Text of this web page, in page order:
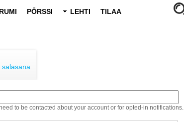
PÖRSSI LEHTI TILAA
salasana
to be contacted about your account or for opted-in notifications.